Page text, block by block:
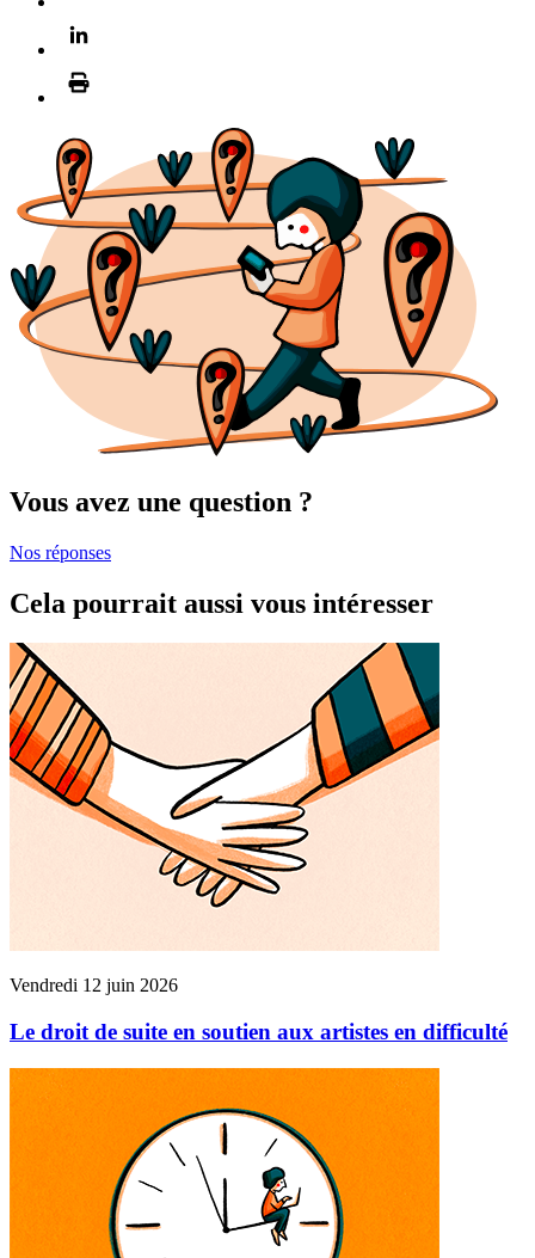
Vous avez une question ?
Nos réponses
Cela pourrait aussi vous intéresser
Vendredi 12 juin 2026
Le droit de suite en soutien aux artistes en difficulté